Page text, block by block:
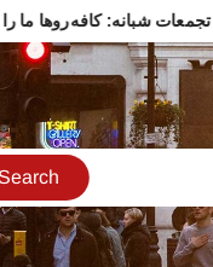
یک زن در تجمعات شبانه: